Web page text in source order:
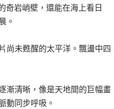
奇岩峭壁，還能在海上看日
。
尚未甦醒的太平洋。飄盪中四
漸清晰，像是天地間的巨幅畫
動同步呼吸。